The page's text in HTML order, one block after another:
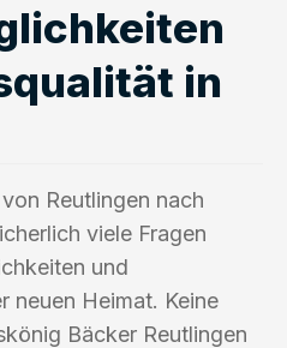
in
Reutlingen nach
viele Fragen
und
neuen Heimat. Keine
Bäcker Reutlingen